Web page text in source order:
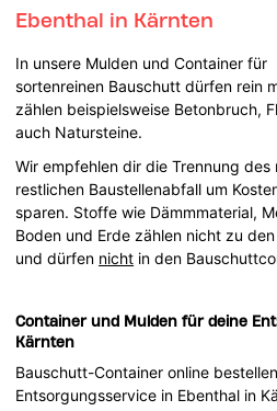
Ebenthal in Kärnten
In unsere Mulden und Container für
sortenreinen Bauschutt dürfen rein
zählen beispielsweise Betonbruch,
auch Natursteine.
Wir empfehlen dir die Trennung des
restlichen Baustellenabfall um
sparen. Stoffe wie Dämmmaterial,
Boden und Erde zählen nicht zu
und dürfen nicht in den
Container und Mulden für deine
Kärnten
Bauschutt-Container online
Entsorgungsservice in Ebenthal in